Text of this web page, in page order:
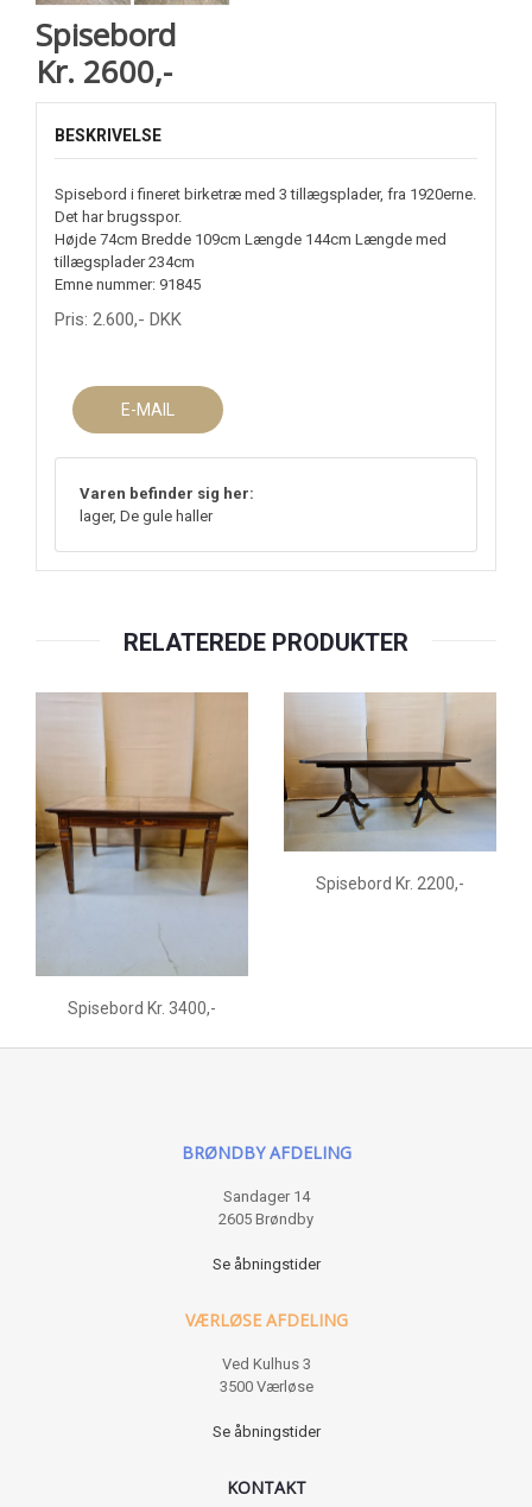
Spisebord
Kr. 2600,-
BESKRIVELSE
Spisebord i fineret birketræ med 3 tillægsplader, fra 1920erne.
Det har brugsspor.
Højde 74cm Bredde 109cm Længde 144cm Længde med
tillægsplader 234cm
Emne nummer: 91845
Pris: 2.600,- DKK
E-MAIL
Varen befinder sig her:
lager, De gule haller
RELATEREDE PRODUKTER
Spisebord Kr. 3400,-
Spisebord Kr. 2200,-
BRØNDBY AFDELING
Sandager 14
2605 Brøndby
Se åbningstider
VÆRLØSE AFDELING
Ved Kulhus 3
3500 Værløse
Se åbningstider
KONTAKT